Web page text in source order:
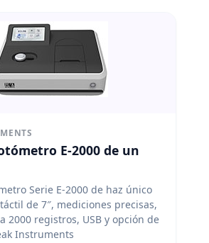
E-2000 de un
Serie E-2000 de haz único
de 7″, mediciones precisas,
2000 registros, USB y opción de
Instruments